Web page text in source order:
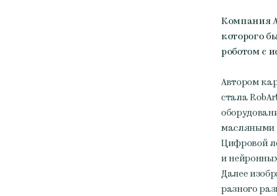
Компания
которого
роботом с
Автором
стала
масляными
Цифровой
и
Далее
разного